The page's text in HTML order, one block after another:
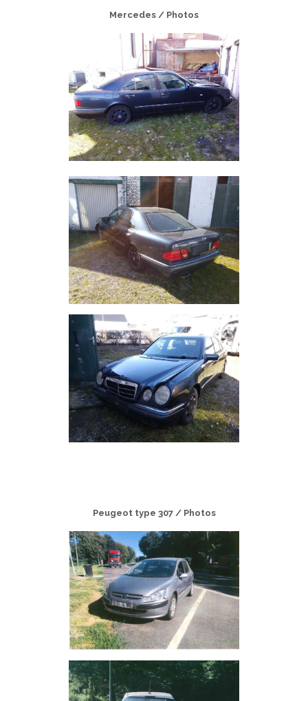
Mercedes / Photos
Peugeot type 307 / Photos